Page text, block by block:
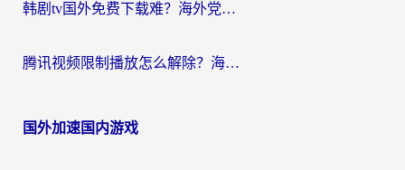
韩剧tv国外免费下载难？海外党看国内剧的加速器选择指南（附实用技巧）
腾讯视频限制播放怎么解除？海外党亲测有效的回国加速指南
国外加速国内游戏